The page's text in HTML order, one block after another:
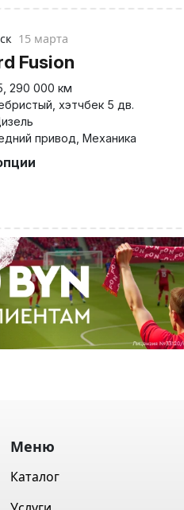
15 марта
Fusion
290 000 км
хэтчбек 5 дв.
привод Механика
Меню
Каталог